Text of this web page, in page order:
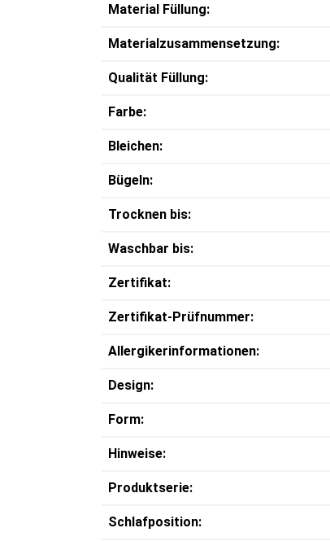
Material Füllung:
Materialzusammensetzung:
Qualität Füllung:
Farbe:
Bleichen:
Bügeln:
Trocknen bis:
Waschbar bis:
Zertifikat:
Zertifikat-Prüfnummer:
Allergikerinformationen:
Design:
Form:
Hinweise:
Produktserie:
Schlafposition: